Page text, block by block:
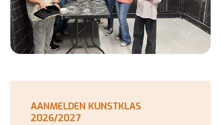
AANMELDEN KUNSTKLAS
2026/2027